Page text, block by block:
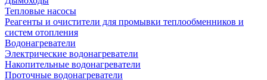
Тепловые насосы
Реагенты и очистители для промывки теплообменников и
систем отопления
Водонагреватели
Электрические водонагреватели
Накопительные водонагреватели
Проточные водонагреватели